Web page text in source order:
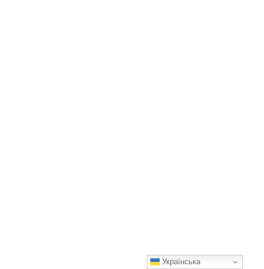
Українська